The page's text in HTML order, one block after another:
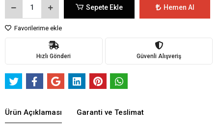
Sepete Ekle Hemen Al
Favorilerime ekle
Hızlı Gönderi Güvenli Alışveriş
Ürün Açıklaması Garanti ve Teslimat